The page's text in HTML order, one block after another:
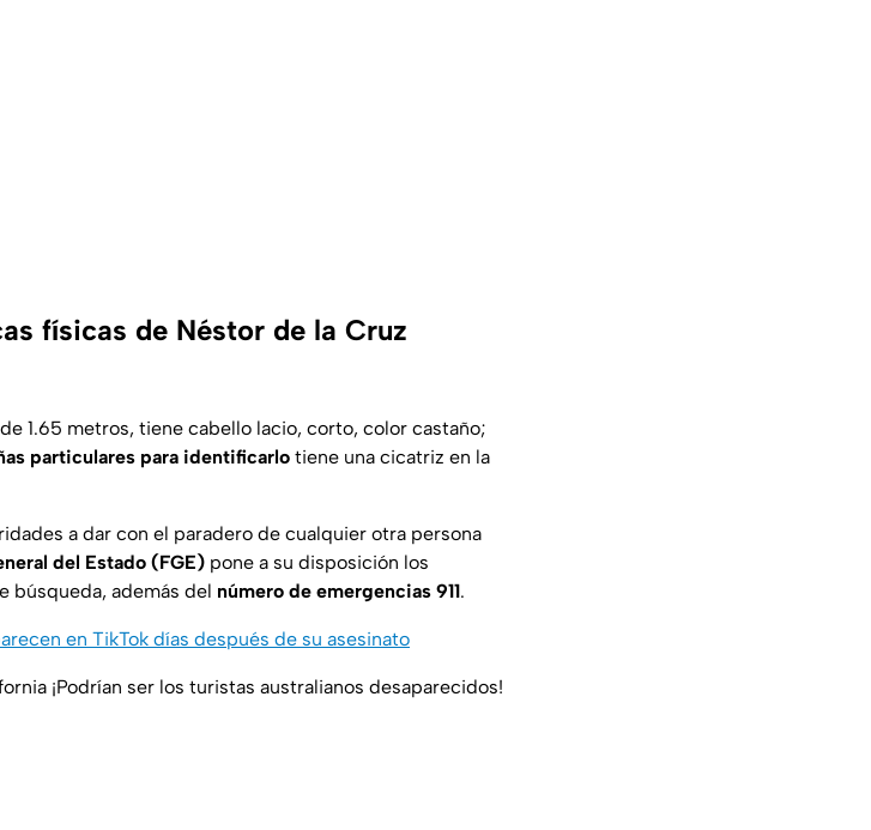
físicas de Néstor de la Cruz
1.65 metros, tiene cabello lacio, corto, color castaño;
particulares para identificarlo tiene una cicatriz en la
a dar con el paradero de cualquier otra persona
del Estado (FGE) pone a su disposición los
búsqueda, además del número de emergencias 911.
en TikTok días después de su asesinato
¡Podrían ser los turistas australianos desaparecidos!